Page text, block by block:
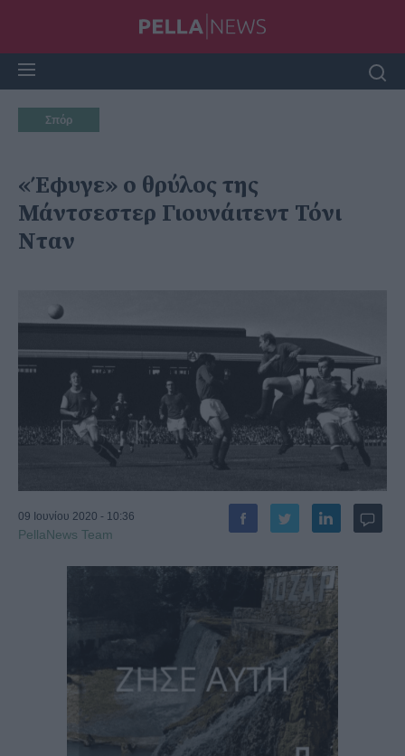
Σπόρ
«Έφυγε» ο θρύλος της
Μάντσεστερ Γιουνάιτεντ Τόνι
Νταν
09 Ιουνίου 2020 - 10:36
PellaNews Team